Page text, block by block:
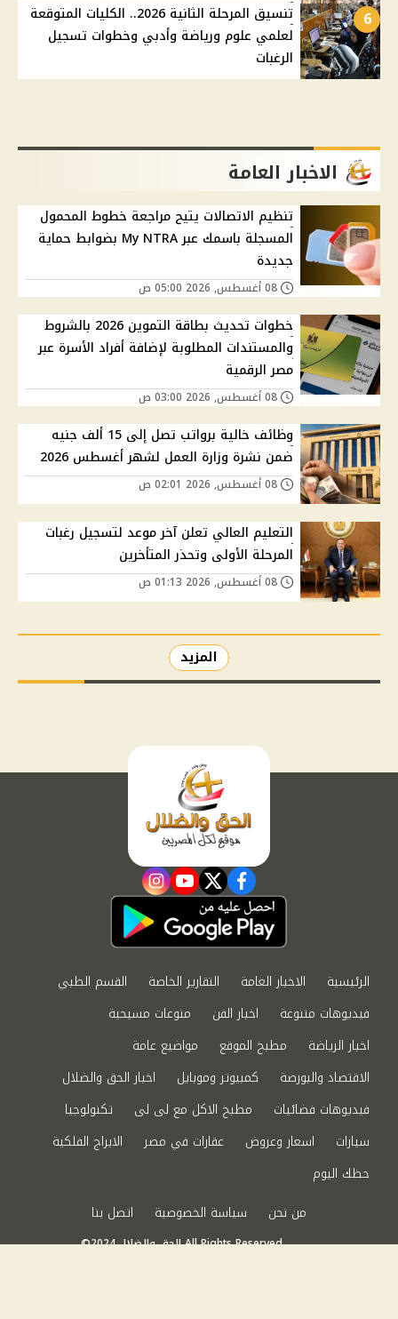
6
تنسيق المرحلة الثانية 2026.. الكليات المتوقعة
لعلمي علوم ورياضة وأدبي وخطوات تسجيل
الرغبات
الاخبار العامة
تنظيم الاتصالات يتيح مراجعة خطوط المحمول
المسجلة باسمك عبر My NTRA بضوابط حماية
جديدة
خطوات تحديث بطاقة التموين 2026 بالشروط
والمستندات المطلوبة لإضافة أفراد الأسرة عبر
مصر الرقمية
وظائف خالية برواتب تصل إلى 15 ألف جنيه
ضمن نشرة وزارة العمل لشهر أغسطس 2026
التعليم العالي تعلن آخر موعد لتسجيل رغبات
المرحلة الأولى وتحذر المتأخرين
المزيد
facebook
twitter
youtube
instagram
الرئيسية الاخبار العامة التقارير الخاصة
القسم الطبي
فيديوهات متنوعة
اخبار الفن
منوعات مسيحية
اخبار الرياضة
مطبخ الموقع
مواضيع عامة
الاقتصاد والبورصة
كمبيوتر وموبايل
اخبار الحق والضلال
فيديوهات فضائيات
مطبخ الاكل مع لى لى
تكنولوجيا
سيارات
اسعار وعروض عقارات في مصر
الابراج الفلكية
حظك اليوم
من نحن
سياسة الخصوصية اتصل بنا
©2024 الحق والضلال All Rights Reserved.